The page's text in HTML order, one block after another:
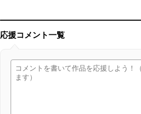
応援コメント一覧